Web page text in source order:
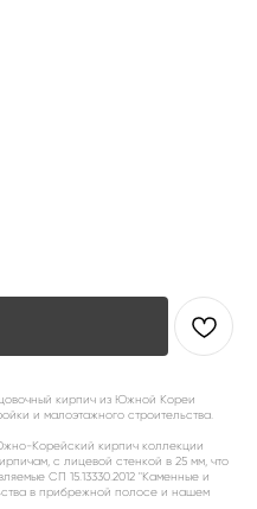
кирпич из Южной Кореи
и малоэтажного строительства.
Корейский кирпич коллекции
с лицевой стенкой в 25 мм, что
СП 15.13330.2012 "Каменные и
в прибрежной полосе и нашем